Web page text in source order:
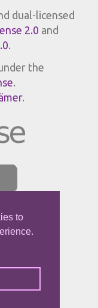
to
dual-licensed
2.0 and
.
the
.
.